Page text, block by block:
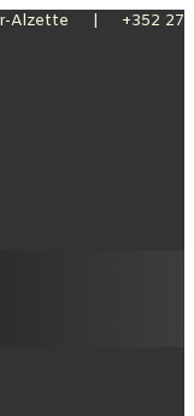
sur-Alzette | +352 27